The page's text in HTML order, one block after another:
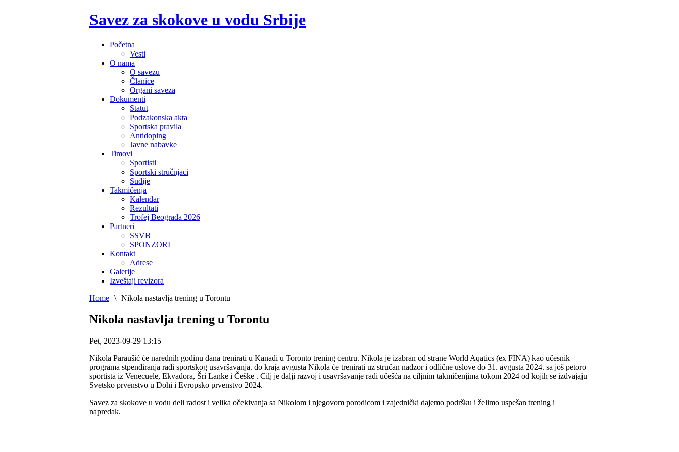
Savez za skokove u vodu Srbije
Početna
Vesti
O nama
O savezu
Članice
Organi saveza
Dokumenti
Statut
Podzakonska akta
Sportska pravila
Antidoping
Javne nabavke
Timovi
Sportisti
Sportski stručnjaci
Sudije
Takmičenja
Kalendar
Rezultati
Trofej Beograda 2026
Partneri
SSVB
SPONZORI
Kontakt
Adrese
Galerije
Izveštaji revizora
Home \ Nikola nastavlja trening u Torontu
Nikola nastavlja trening u Torontu
Pet, 2023-09-29 13:15
Nikola Paraušić će narednih godinu dana trenirati u Kanadi u Toronto trening centru. Nikola je izabran od strane World Aqatics (ex FINA) kao učesnik
programa stpendiranja radi sportskog usavršavanja. do kraja avgusta Nikola će trenirati uz stručan nadzor i odlične uslove do 31. avgusta 2024. sa još petoro
sportista iz Venecuele, Ekvadora, Šri Lanke i Češke . Cilj je dalji razvoj i usavršavanje radi učešća na ciljnim takmičenjima tokom 2024 od kojih se izdvajaju
Svetsko prvenstvo u Dohi i Evropsko prvenstvo 2024.
Savez za skokove u vodu deli radost i velika očekivanja sa Nikolom i njegovom porodicom i zajednički dajemo podršku i želimo uspešan trening i
napredak.